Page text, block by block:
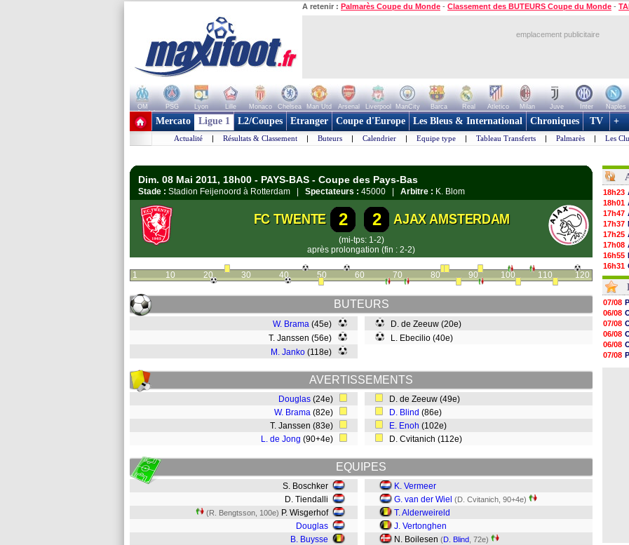
A retenir : Palmarès Coupe du Monde - Classement des BUTEURS Coupe du Monde -
emplacement publicitaire
OM PSG Lyon Lille Monaco Chelsea Man Utd Arsenal Liverpool ManCity Barca Real Atletico Milan Juve Inter Naples
+ de clubs
Mercato Ligue 1 L2/Coupes Etranger Coupe d'Europe Les Bleus & International Chroniques TV +
Actualité | Résultats & Classement | Buteurs | Calendrier | Equipe type | Tableau Transferts | Palmarès | Les
Dim. 08 Mai 2011, 18h00 - PAYS-BAS - Coupe des Pays-Bas
Stade : Stadion Feijenoord à Rotterdam | Spectateurs : 45000 | Arbitre : K. Blom
FC TWENTE 2 2 AJAX AMSTERDAM
(mi-tps: 1-2)
après prolongation (fin : 2-2)
1 10 20 30 40 50 60 70 80 90 100 110 120
BUTEURS
W. Brama (45e)
T. Janssen (56e)
M. Janko (118e)
D. de Zeeuw (20e)
L. Ebecilio (40e)
AVERTISSEMENTS
Douglas (24e)
W. Brama (82e)
T. Janssen (83e)
L. de Jong (90+4e)
D. de Zeeuw (49e)
D. Blind (86e)
E. Enoh (102e)
D. Cvitanich (112e)
EQUIPES
S. Boschker
D. Tiendalli
(R. Bengtsson, 100e) P. Wisgerhof
Douglas
B. Buysse
K. Vermeer
G. van der Wiel (D. Cvitanich, 90+4e)
T. Alderweireld
J. Vertonghen
N. Boilesen (D. Blind , 72e)
18h23
18h01
17h47
17h37
17h25
17h08
16h55
16h31
16h11
16h06
15h48
15h41
15h21
15h14
14h59
14h43
14h14
07/08
06/08
07/08
06/08
06/08
07/08